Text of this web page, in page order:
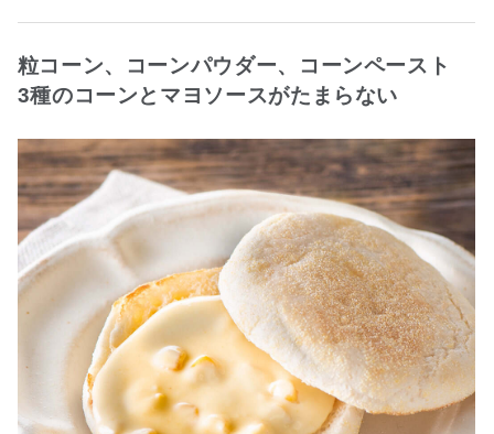
粒コーン、コーンパウダー、コーンペースト
3種のコーンとマヨソースがたまらない